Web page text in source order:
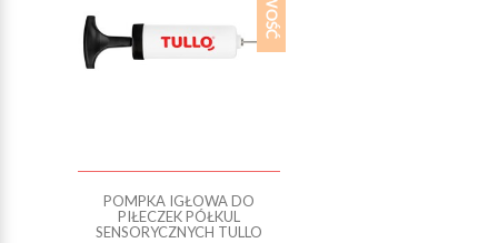
POMPKA IGŁOWA DO
PIŁECZEK PÓŁKUL
SENSORYCZNYCH TULLO